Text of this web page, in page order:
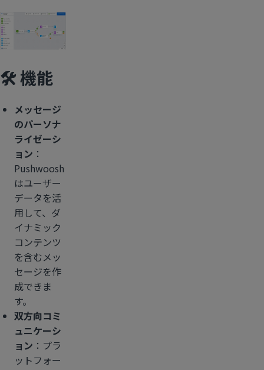
🛠️ 機能
メッセージ
のパーソナ
ライゼーシ
ョン ：
Pushwoosh
はユーザー
データを活
用して、ダ
イナミック
コンテンツ
を含むメッ
セージを作
成できま
す。
双方向コミ
ュニケーシ
ョン ：プラ
ットフォー